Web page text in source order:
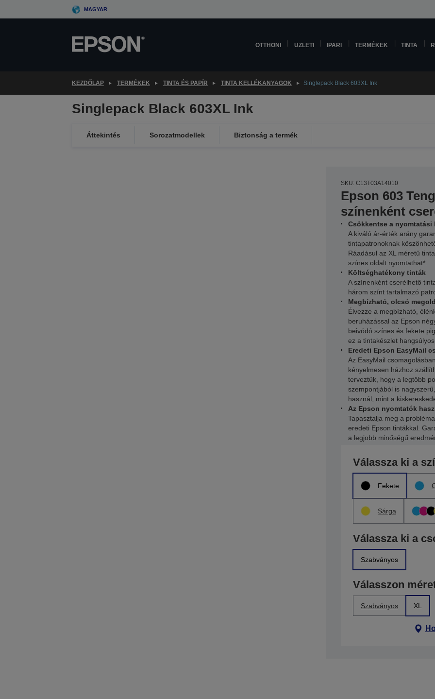
to
MAGYAR
OTTHONI ÜZLETI IPARI TERMÉKEK TINTA
KEZDŐLAP TERMÉKEK TINTA ÉS PAPÍR TINTA KELLÉKANYAGOK Singlepack Black 603XL Ink
Singlepack Black 603XL Ink
Áttekintés Sorozatmodellek Biztonság a termék
SKU: C13T03A14010
Epson 603
színenként
Csökkentse a
A kiváló ár-érték arány
tintapatronoknak
Ráadásul az XL méretű
színes oldalt nyomtathat*.
Költséghatékony tinták
A színenként cserélhető
három színt tartalmazó
Megbízható, olcsó
Élvezze a megbízható,
beruházással az Epson
beivódó színes és fekete
ez a tintakészlet
Eredeti Epson EasyMail
Az EasyMail
kényelmesen házhoz
terveztük, hogy a legtöbb
szempontjából is
használ, mint a
Az Epson nyomtatók
Tapasztalja meg a
eredeti Epson tintákkal.
a legjobb minőségű
Válassza ki a
Fekete
Sárga
Válassza ki a
Szabványos
Válasszon
Szabványos XL